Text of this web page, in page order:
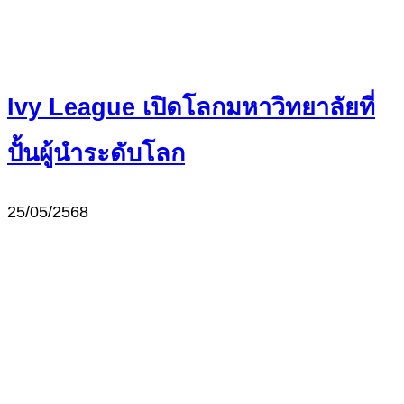
Ivy League เปิดโลกมหาวิทยาลัยที่
ปั้นผู้นำระดับโลก
25/05/2568